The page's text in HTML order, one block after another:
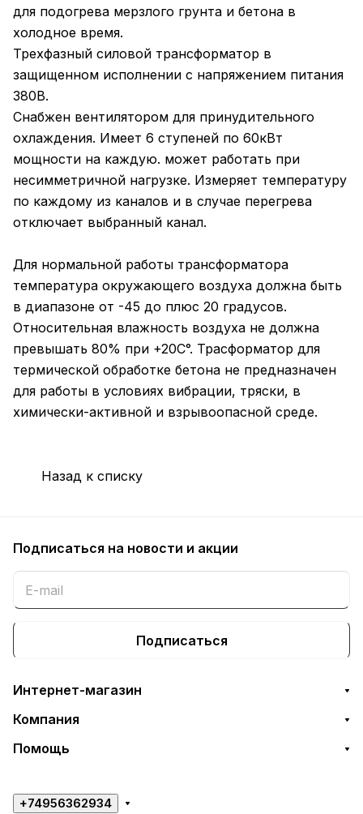
для подогрева мерзлого грунта и бетона в
холодное время.
Трехфазный силовой трансформатор в
защищенном исполнении с напряжением питания
380В.
Снабжен вентилятором для принудительного
охлаждения. Имеет 6 ступеней по 60кВт
мощности на каждую. может работать при
несимметричной нагрузке. Измеряет температуру
по каждому из каналов и в случае перегрева
отключает выбранный канал.
Для нормальной работы трансформатора
температура окружающего воздуха должна быть
в диапазоне от -45 до плюс 20 градусов.
Относительная влажность воздуха не должна
превышать 80% при +20С°. Трасформатор для
термической обработке бетона не предназначен
для работы в условиях вибрации, тряски, в
химически-активной и взрывоопасной среде.
Назад к списку
Подписаться на новости и акции
Подписаться
Интернет-магазин
Компания
Помощь
+74956362934